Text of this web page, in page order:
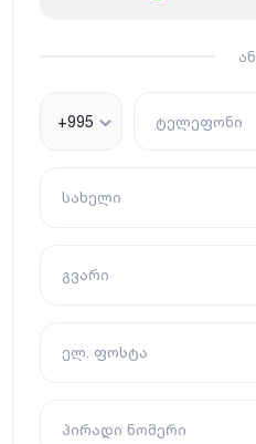
ან
+995 ტელეფონი
სახელი
გვარი
ელ. ფოსტა
პირადი ნომერი